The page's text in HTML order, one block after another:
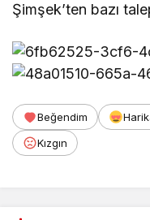
Şimşek’ten bazı
Beğendim
Kızgın